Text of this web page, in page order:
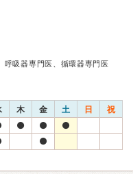
呼吸器専門医、循環器専門医
木 金 土 日 祝